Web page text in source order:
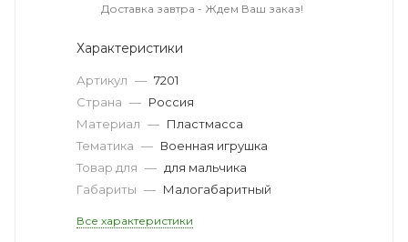
Доставка завтра - Ждем Ваш заказ!
Характеристики
Артикул — 7201
Страна — Россия
Материал — Пластмасса
Тематика — Военная игрушка
Товар для — для мальчика
Габариты — Малогабаритный
Все характеристики